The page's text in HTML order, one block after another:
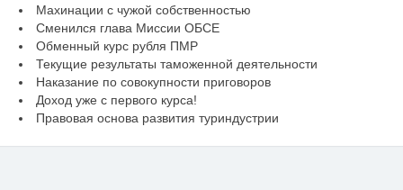
Махинации с чужой собственностью
Сменился глава Миссии ОБСЕ
Обменный курс рубля ПМР
Текущие результаты таможенной деятельности
Наказание по совокупности приговоров
Доход уже с первого курса!
Правовая основа развития туриндустрии